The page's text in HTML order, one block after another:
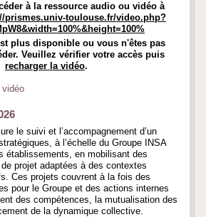
à la ressource audio ou vidéo à
prismes.univ-toulouse.fr/video.php?
plus disponible ou vous n'êtes pas
Veuillez vérifier votre accès puis
recharger la vidéo.
le suivi et l’accompagnement d’un
à l’échelle du Groupe INSA
établissements, en mobilisant des
projet adaptées à des contextes
Ces projets couvrent à la fois des
pour le Groupe et des actions internes
des compétences, la mutualisation des
de la dynamique collective.